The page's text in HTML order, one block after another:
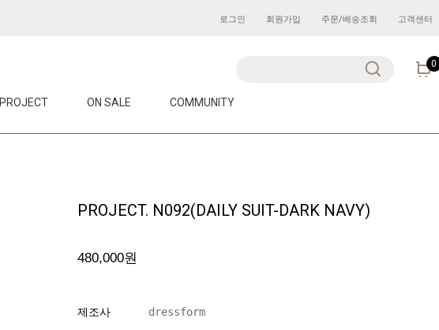
로그인 회원가입 주문/배송조회 고객센터
PROJECT ON SALE COMMUNITY
0
PROJECT. N092(DAILY SUIT-DARK NAVY)
480,000원
제조사 dressform